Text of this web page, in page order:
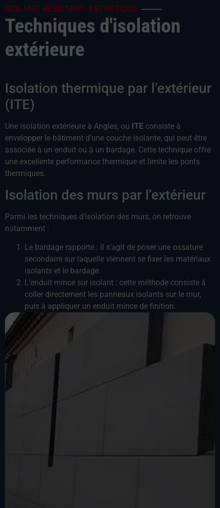
ISOLANT, RÉSISTANT, ESTHÉTIQUE
Techniques d'isolation
extérieure
Isolation thermique par l’extérieur
(ITE)
Une isolation extérieure à Angles, ou ITE consiste à
envelopper le bâtiment d’une couche isolante, qui peut être
associée à un enduit ou à un bardage. Cette technique offre
une excellente performance thermique et limite les ponts
thermiques.
Isolation des murs par l’extérieur
Parmi les techniques d’isolation des murs, on retrouve
notamment :
Le bardage rapporté : il s’agit de poser une ossature
secondaire sur laquelle viennent se fixer les matériaux
isolants et le bardage.
L’enduit mince sur isolant : cette méthode consiste à
coller directement les panneaux isolants sur le mur,
puis à appliquer un enduit mince de finition.